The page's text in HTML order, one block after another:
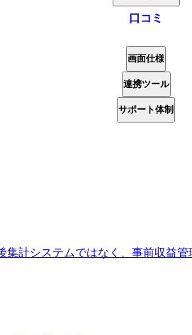
口コミ
画面仕様
連携ツール
サポート体制
集計システムではなく、事前収益管